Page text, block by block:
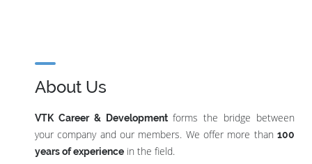
About Us
VTK Career & Developmentforms the bridge between
your company and our members. We offer more than 100
years of experience in the field.